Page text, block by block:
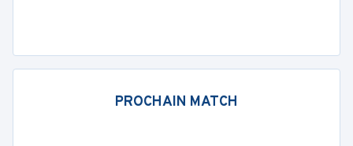
PROCHAIN MATCH